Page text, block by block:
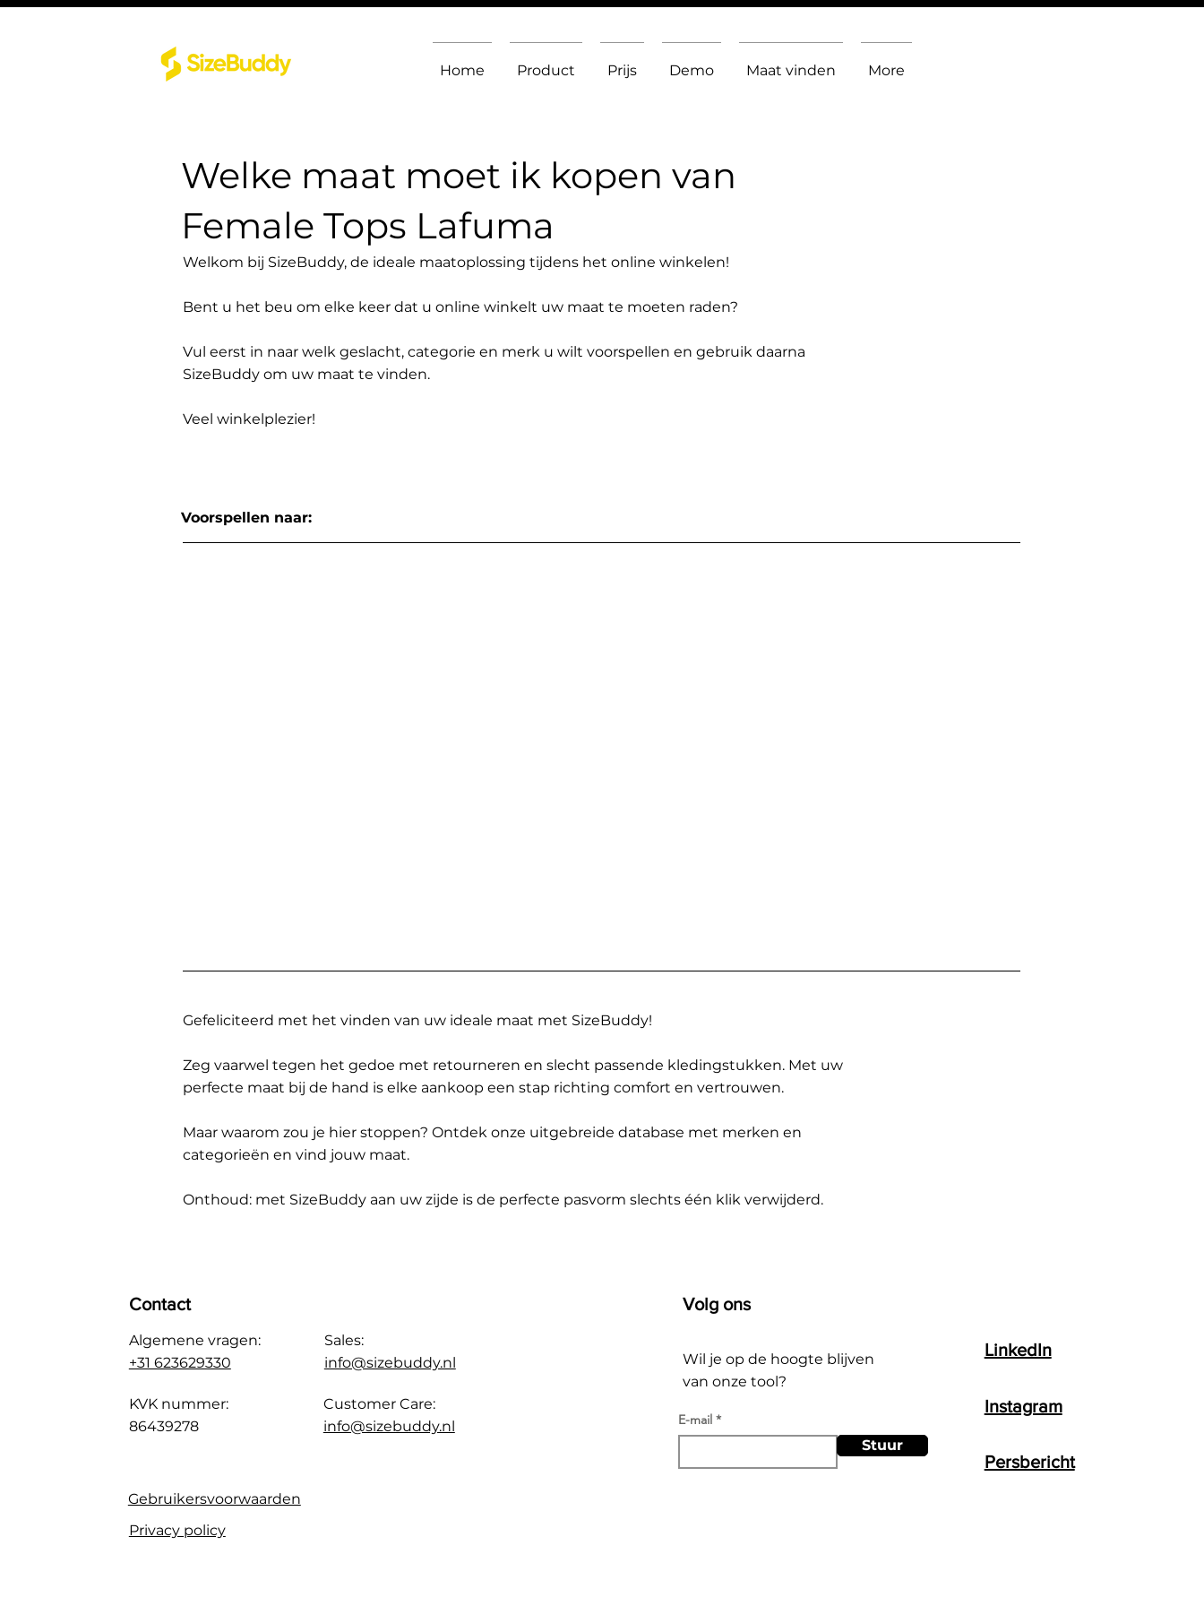
Home Product Prijs Demo Maat vinden More
Welke maat moet ik kopen van
Female Tops Lafuma
Welkom bij SizeBuddy, de ideale maatoplossing tijdens het online winkelen!
Bent u het beu om elke keer dat u online winkelt uw maat te moeten raden?
Vul eerst in naar welk geslacht, categorie en merk u wilt voorspellen en gebruik daarna
SizeBuddy om uw maat te vinden.
Veel winkelplezier!
Voorspellen naar:
Gefeliciteerd met het vinden van uw ideale maat met SizeBuddy!
Zeg vaarwel tegen het gedoe met retourneren en slecht passende kledingstukken. Met uw
perfecte maat bij de hand is elke aankoop een stap richting comfort en vertrouwen.
Maar waarom zou je hier stoppen? Ontdek onze uitgebreide database met merken en
categorieën en vind jouw maat.
Onthoud: met SizeBuddy aan uw zijde is de perfecte pasvorm slechts één klik verwijderd.
Contact
Algemene vragen:
+31 623629330
KVK nummer:
86439278
Sales:
info@sizebuddy.nl
Customer Care:
info@sizebuddy.nl
Gebruikersvoorwaarden
Privacy policy
Volg ons
Wil je op de hoogte blijven
van onze tool?
E-mail
Stuur
LinkedIn
Instagram
Persbericht